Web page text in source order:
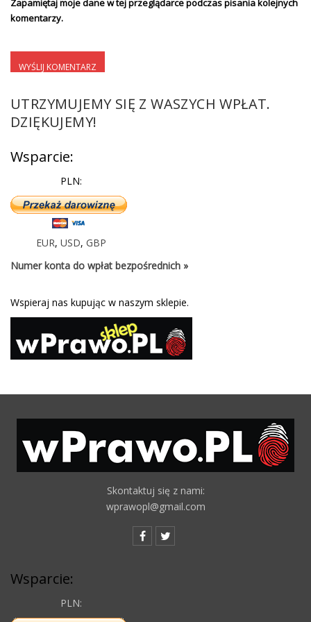
Zapamiętaj moje dane w tej przeglądarce podczas pisania kolejnych
komentarzy.
UTRZYMUJEMY SIĘ Z WASZYCH WPŁAT.
DZIĘKUJEMY!
Wsparcie:
PLN:
EUR, USD, GBP
Numer konta do wpłat bezpośrednich »
Wspieraj nas kupując w naszym sklepie.
Skontaktuj się z nami:
wprawopl@gmail.com
Wsparcie:
PLN: